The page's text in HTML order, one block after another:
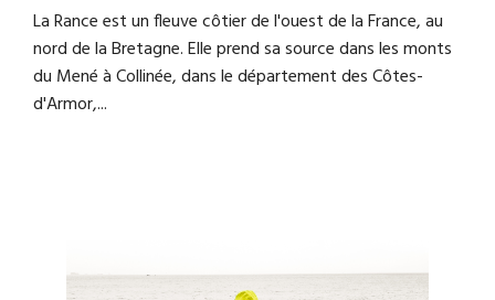
La Rance est un fleuve côtier de l'ouest de la France, au
nord de la Bretagne. Elle prend sa source dans les monts
du Mené à Collinée, dans le département des Côtes-
d'Armor,...